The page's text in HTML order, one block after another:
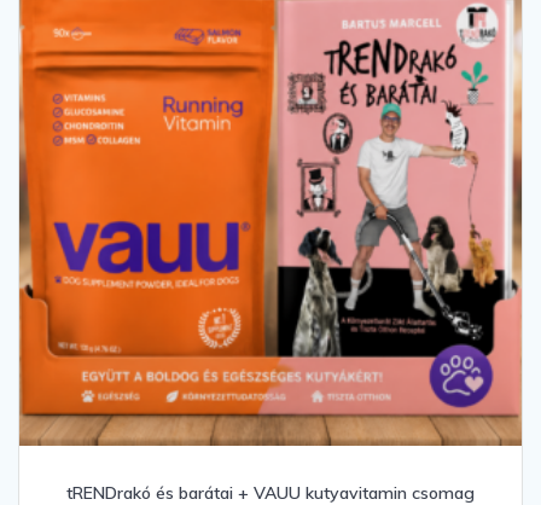
tRENDrakó és barátai + VAUU kutyavitamin csomag